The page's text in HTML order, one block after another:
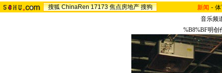
搜狐 ChinaRen 17173 焦点房地产 搜狗 新闻 -
音乐频
%B8%BF明